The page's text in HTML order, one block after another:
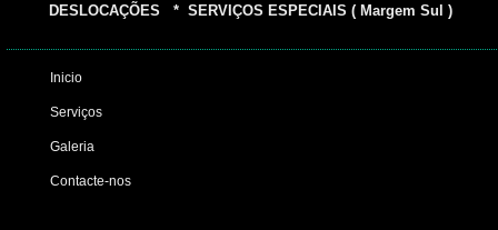
DESLOCAÇÕES * SERVIÇOS ESPECIAIS ( Margem Sul )
Inicio
Serviços
Contacte-nos
Galeria